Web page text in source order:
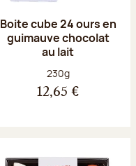
Boite cube 24 ours en
guimauve chocolat
au lait
Poids net :
230g
12,65 €